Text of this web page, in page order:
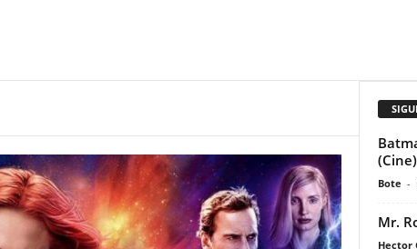
Bote -
Mr.
Hector